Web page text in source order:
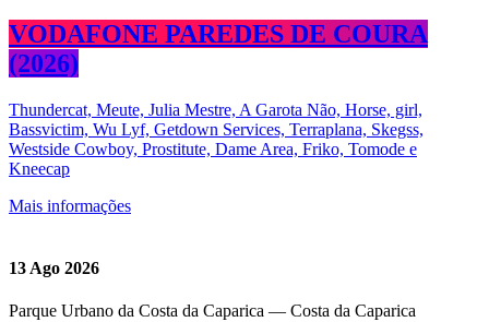
VODAFONE PAREDES DE COURA
(2026)
Thundercat, Meute, Julia Mestre, A Garota Não, Horse, girl,
Bassvictim, Wu Lyf, Getdown Services, Terraplana, Skegss,
Westside Cowboy, Prostitute, Dame Area, Friko, Tomode e
Kneecap
Mais informações
13 Ago 2026
Parque Urbano da Costa da Caparica — Costa da Caparica